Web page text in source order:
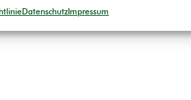
DatenschutzImpressum